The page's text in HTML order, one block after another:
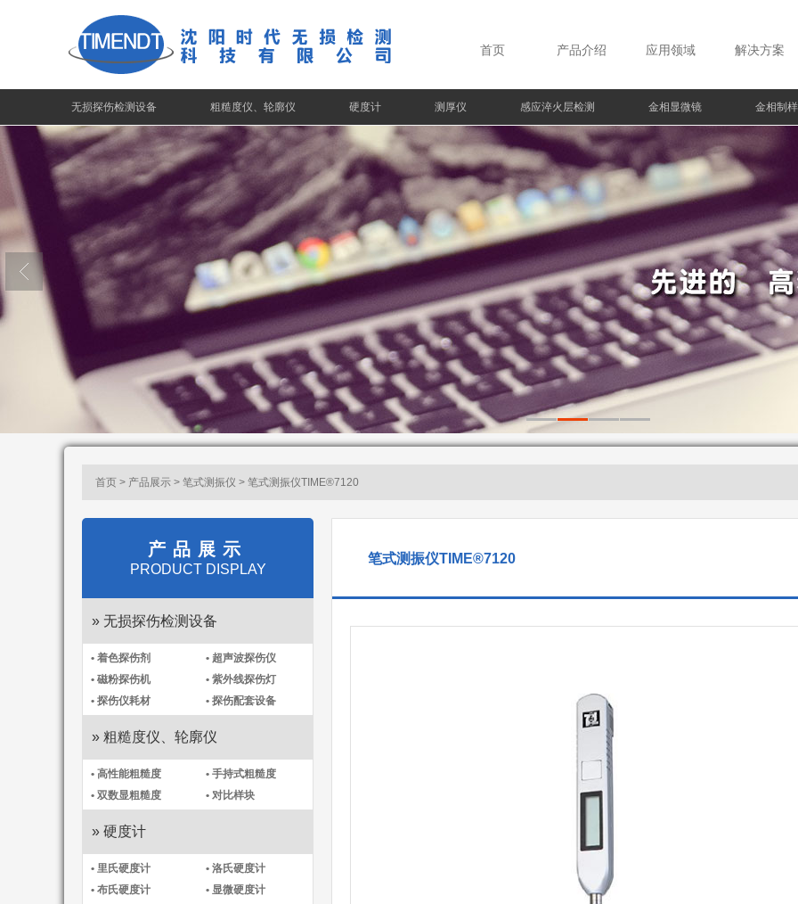
首页 产品介绍 应用领域 解决方案
无损探伤检测设备 粗糙度仪、轮廓仪 硬度计 测厚仪 感应淬火层检测 金相显微镜 金相制
首页 > 产品展示 > 笔式测振仪​ > 笔式测振仪TIME®7120
产品展示
PRODUCT DISPLAY
» 无损探伤检测设备
• 着色探伤剂
• 超声波探伤仪
• 磁粉探伤机
• 紫外线探伤灯
• 探伤仪耗材
• 探伤配套设备
» 粗糙度仪、轮廓仪
• 高性能粗糙度
• 手持式粗糙度
• 双数显粗糙度
• 对比样块
» 硬度计
• 里氏硬度计
• 洛氏硬度计
• 布氏硬度计
• 显微硬度计
笔式测振仪TIME®7120